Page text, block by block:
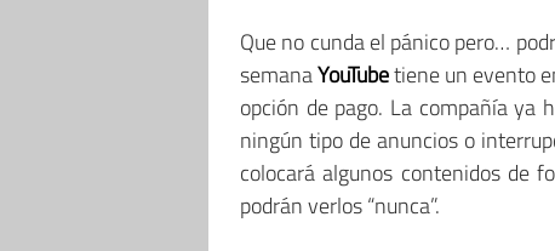
Que no cunda el pánico pero…
semanaYouTubetiene un evento
opción de pago. La compañía ya
ningún tipo de anuncios o
colocará algunos contenidos de
podrán verlos “nunca”.